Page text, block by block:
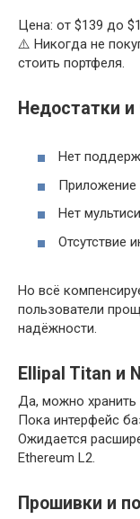
Цена: от $139 до
⚠️ Никогда не
стоить портфеля.
Недостатки
Нет
Приложение
Нет
Отсутствие
Но всё
пользователи
надёжности.
Ellipal Titan и
Да, можно хранить
Пока интерфейс
Ожидается
Ethereum L2.
Прошивки и